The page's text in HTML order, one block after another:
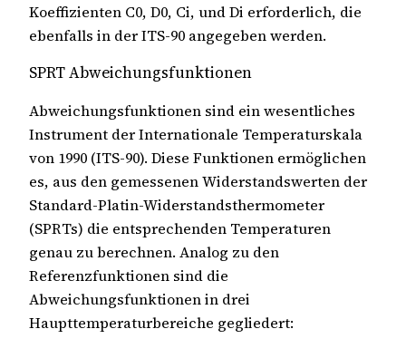
Koeffizienten C0, D0, Ci, und Di erforderlich, die
ebenfalls in der ITS-90 angegeben werden.
SPRT Abweichungsfunktionen
Abweichungsfunktionen sind ein wesentliches
Instrument der Internationale Temperaturskala
von 1990 (ITS-90). Diese Funktionen ermöglichen
es, aus den gemessenen Widerstandswerten der
Standard-Platin-Widerstandsthermometer
(SPRTs) die entsprechenden Temperaturen
genau zu berechnen. Analog zu den
Referenzfunktionen sind die
Abweichungsfunktionen in drei
Haupttemperaturbereiche gegliedert: